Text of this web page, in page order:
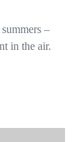
–
in the air.